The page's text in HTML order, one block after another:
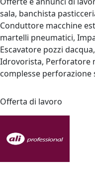
sala, banchista
Conduttore macchine
martelli pneumatici,
Escavatore pozzi
Idrovorista, Perforatore
complesse perforazione
Offerta di lavoro